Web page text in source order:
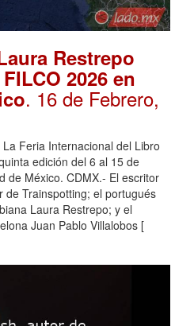
Restrepo
2026 en
. 16 de Febrero,
Feria Internacional del Libro
edición del 6 al 15 de
de México. CDMX.- El escritor
de Trainspotting; el portugués
Laura Restrepo; y el
Juan Pablo Villalobos [